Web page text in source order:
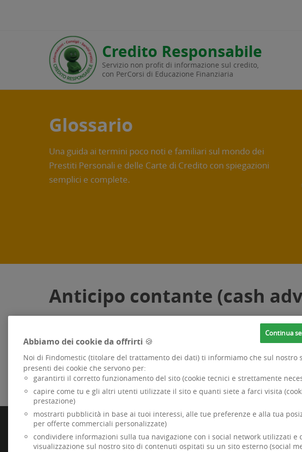
Credito Responsabile
Servizio non profit di informazione sul credito,
con PerCorsi di Educazione Finanziaria
Glossario
Una guida ai termini poco noti e familiari sul mondo dei
Prestiti Personali e delle Carte di Credito con spiegazioni
semplici e complete.
Anticipo contante (cash
È un'operazione di prelievo contanti presso uno sportello
Utilizzando la carta di credito, si paga una commissione sulla
strumento di pagamento per gli acquisti.
FINDOMESTIC
Specializzata dal 1984 nel credito alla famiglia per l'acquisto di beni e
ad uso privato, è parte di BNP Paribas, primario Gruppo Bancario
Abbiamo dei cookie da offrirti 🍪
Noi di Findomestic (titolare del trattamento dei dati) ti informiamo che sul nostro
presenti dei cookie che servono per:
garantirti il corretto funzionamento del sito (cookie tecnici e strettamente
capire come tu e gli altri utenti utilizzate il sito e quanti siete a farci visita
prestazione)
mostrarti pubblicità in base ai tuoi interessi, alle tue preferenze e alla tua
per offerte commerciali personalizzate)
condividere informazioni sulla tua navigazione con i social network utilizzati e
visualizzazione sul nostro sito di contenuti ospitati su un sito esterno (social
Continua